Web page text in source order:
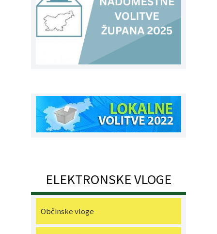
ELEKTRONSKE VLOGE
Občinske vloge